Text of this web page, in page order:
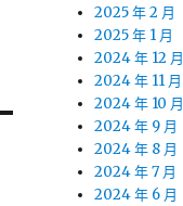
2025 年 2 月
2025 年 1 月
2024 年 12 月
2024 年 11 月
2024 年 10 月
2024 年 9 月
2024 年 8 月
2024 年 7 月
2024 年 6 月